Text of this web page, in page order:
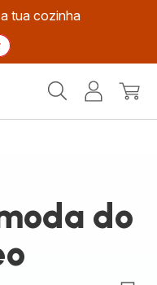
tua cozinha
O
do